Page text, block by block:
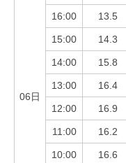
06日
16:00 13.5
15:00 14.3
14:00 15.8
13:00 16.4
12:00 16.9
11:00 16.2
10:00 16.6